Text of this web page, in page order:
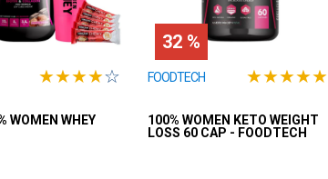
★★★★☆
WOMEN WHEY
32 %
FOODTECH ★★★★★
100% WOMEN KETO WEIGHT
LOSS 60 CAP - FOODTECH